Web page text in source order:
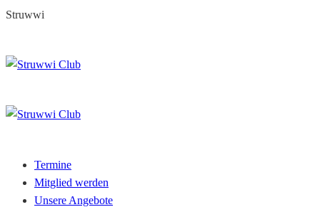
Struwwi
content
Termine
Mitglied werden
Unsere Angebote